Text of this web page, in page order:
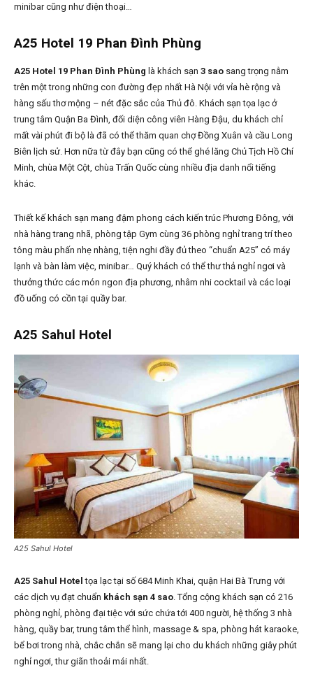
minibar cũng như điện thoại…
A25 Hotel 19 Phan Đình Phùng
A25 Hotel 19 Phan Đình Phùng là khách sạn 3 sao sang trọng nằm
trên một trong những con đường đẹp nhất Hà Nội với vỉa hè rộng và
hàng sấu thơ mộng – nét đặc sắc của Thủ đô. Khách sạn tọa lạc ở
trung tâm Quận Ba Đình, đối diện công viên Hàng Đậu, du khách chỉ
mất vài phút đi bộ là đã có thể thăm quan chợ Đồng Xuân và cầu Long
Biên lịch sử. Hơn nữa từ đây bạn cũng có thể ghé lăng Chủ Tịch Hồ Chí
Minh, chùa Một Cột, chùa Trấn Quốc cùng nhiều địa danh nổi tiếng
khác.
Thiết kế khách sạn mang đậm phong cách kiến trúc Phương Đông, với
nhà hàng trang nhã, phòng tập Gym cùng 36 phòng nghỉ trang trí theo
tông màu phấn nhẹ nhàng, tiện nghi đầy đủ theo “chuẩn A25” có máy
lạnh và bàn làm việc, minibar… Quý khách có thể thư thả nghỉ ngơi và
thưởng thức các món ngon địa phương, nhâm nhi cocktail và các loại
đồ uống có cồn tại quầy bar.
A25 Sahul Hotel
A25 Sahul Hotel
A25 Sahul Hotel tọa lạc tại số 684 Minh Khai, quận Hai Bà Trưng với
các dịch vụ đạt chuẩn khách sạn 4 sao . Tổng cộng khách sạn có 216
phòng nghỉ, phòng đại tiệc với sức chứa tới 400 người, hệ thống 3 nhà
hàng, quầy bar, trung tâm thể hình, massage & spa, phòng hát karaoke,
bể bơi trong nhà, chắc chắn sẽ mang lại cho du khách những giây phút
nghỉ ngơi, thư giãn thoải mái nhất.